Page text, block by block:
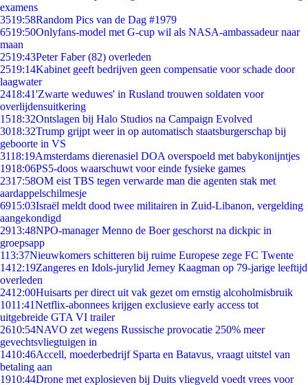
examens
3519:58Random Pics van de Dag #1979
6519:50Onlyfans-model met G-cup wil als NASA-ambassadeur naar
maan
2519:43Peter Faber (82) overleden
2519:14Kabinet geeft bedrijven geen compensatie voor schade door
laagwater
2418:41'Zwarte weduwes' in Rusland trouwen soldaten voor
overlijdensuitkering
1518:32Ontslagen bij Halo Studios na Campaign Evolved
3018:32Trump grijpt weer in op automatisch staatsburgerschap bij
geboorte in VS
3118:19Amsterdams dierenasiel DOA overspoeld met babykonijntjes
1918:06PS5-doos waarschuwt voor einde fysieke games
2317:58OM eist TBS tegen verwarde man die agenten stak met
aardappelschilmesje
6915:03Israël meldt dood twee militairen in Zuid-Libanon, vergelding
aangekondigd
2913:48NPO-manager Menno de Boer geschorst na dickpic in
groepsapp
113:37Nieuwkomers schitteren bij ruime Europese zege FC Twente
1412:19Zangeres en Idols-jurylid Jerney Kaagman op 79-jarige leeftijd
overleden
2412:00Huisarts per direct uit vak gezet om ernstig alcoholmisbruik
1011:41Netflix-abonnees krijgen exclusieve early access tot
uitgebreide GTA VI trailer
2610:54NAVO zet wegens Russische provocatie 250% meer
gevechtsvliegtuigen in
1410:46Accell, moederbedrijf Sparta en Batavus, vraagt uitstel van
betaling aan
1910:44Drone met explosieven bij Duits vliegveld voedt vrees voor